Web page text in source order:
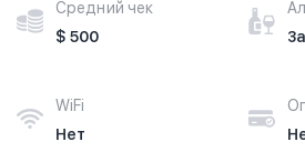
Средний чек
$ 500
WiFi
Нет